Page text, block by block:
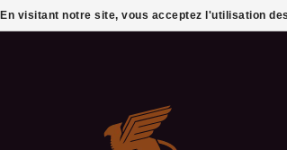
En visitant notre site, vous acceptez l'utilisation